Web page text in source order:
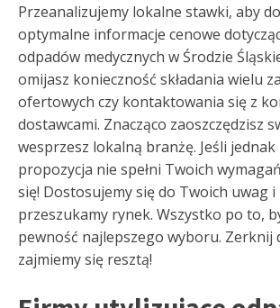
Przeanalizujemy lokalne stawki, aby
optymalne informacje cenowe
odpadów medycznych w Środzie
omijasz konieczność składania wielu
ofertowych czy kontaktowania się z
dostawcami. Znacząco zaoszczędzisz
wesprzesz lokalną branżę. Jeśli
propozycja nie spełni Twoich
się! Dostosujemy się do Twoich uwag
przeszukamy rynek. Wszystko po to,
pewność najlepszego wyboru. Zerknij
zajmiemy się resztą!